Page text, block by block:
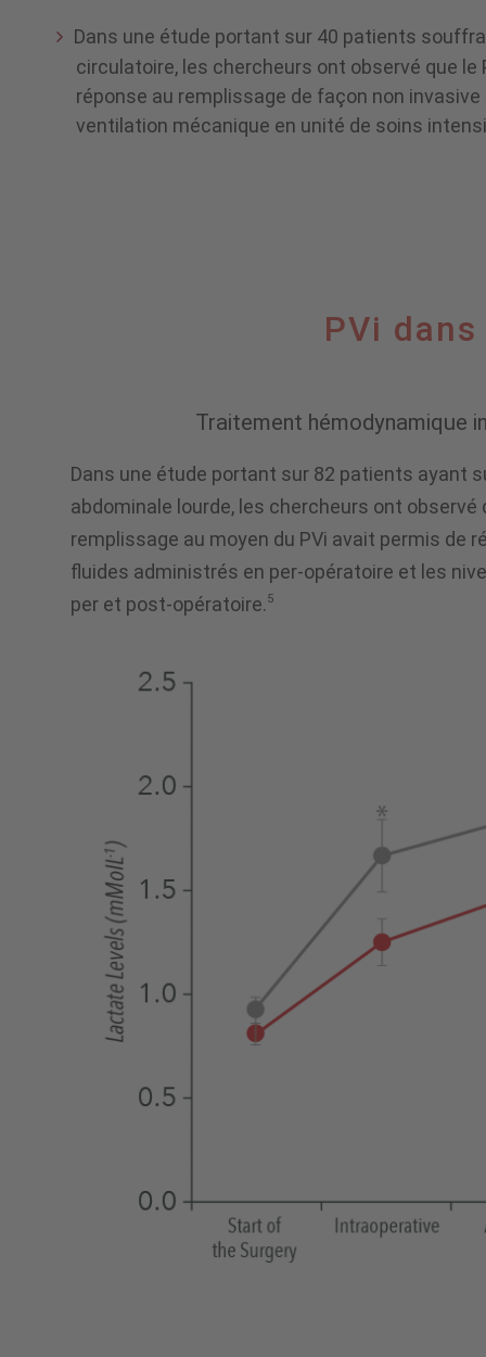
Dans une étude portant sur 40 patients
circulatoire, les chercheurs ont observé que le
réponse au remplissage de façon non
ventilation mécanique en unité de soins
les
protocoles
des
fluides
PVi
Traitement hémodynamique
Dans une étude portant sur 82 patients ayant
abdominale lourde, les chercheurs ont observé
remplissage au moyen du PVi avait permis de
fluides administrés en per-opératoire et les
per et post-opératoire.5